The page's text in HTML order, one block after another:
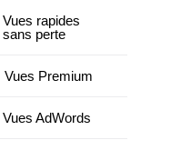
Vues rapides
sans perte
Vues Premium
Vues AdWords